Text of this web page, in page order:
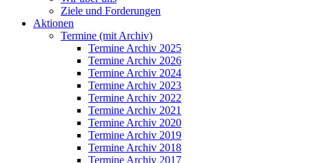
Ziele und Forderungen
Aktionen
Termine (mit Archiv)
Termine Archiv 2025
Termine Archiv 2026
Termine Archiv 2024
Termine Archiv 2023
Termine Archiv 2022
Termine Archiv 2021
Termine Archiv 2020
Termine Archiv 2019
Termine Archiv 2018
Termine Archiv 2017